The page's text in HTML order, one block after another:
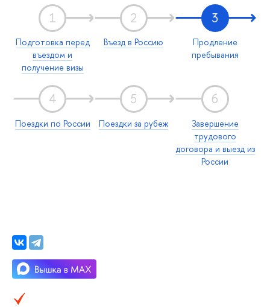
1
Подготовка перед
въездом и
получение визы
2
Въезд в Россию
3
Продление
пребывания
4
Поездки по России
5
Поездки за рубеж
6
Завершение
трудового
договора и выезд из
России